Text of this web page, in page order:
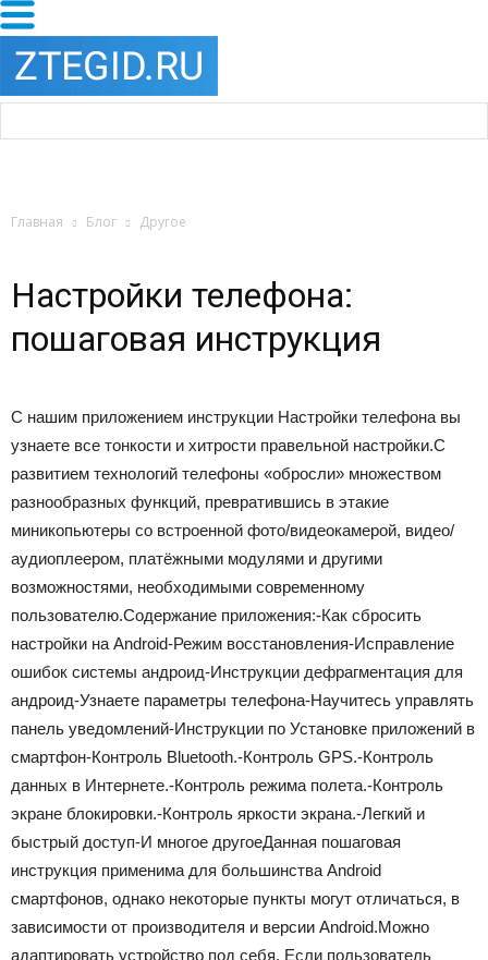
Главная Блог Другое
Настройки телефона:
пошаговая инструкция
С нашим приложением инструкции Настройки телефона вы
узнаете все тонкости и хитрости правельной настройки.С
развитием технологий телефоны «обросли» множеством
разнообразных функций, превратившись в этакие
миникопьютеры со встроенной фото/видеокамерой, видео/
аудиоплеером, платёжными модулями и другими
возможностями, необходимыми современному
пользователю.Содержание приложения:-Как сбросить
настройки на Android-Режим восстановления-Исправление
ошибок системы андроид-Инструкции дефрагментация для
андроид-Узнаете параметры телефона-Научитесь управлять
панель уведомлений-Инструкции по Установке приложений в
смартфон-Контроль Bluetooth.-Контроль GPS.-Контроль
данных в Интернете.-Контроль режима полета.-Контроль
экране блокировки.-Контроль яркости экрана.-Легкий и
быстрый доступ-И многое другоеДанная пошаговая
инструкция применима для большинства Android
смартфонов, однако некоторые пункты могут отличаться, в
зависимости от производителя и версии Android.Можно
адаптировать устройство под себя. Если пользователь